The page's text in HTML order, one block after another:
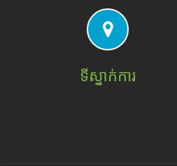
ទីស្នាក់ការ